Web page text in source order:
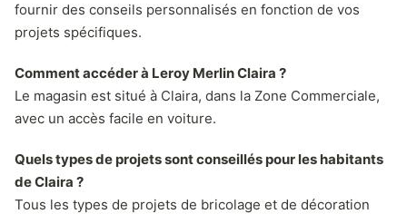
fournir des conseils personnalisés en fonction de vos
projets spécifiques.
Comment accéder à Leroy Merlin Claira ?
Le magasin est situé à Claira, dans la Zone Commerciale,
avec un accès facile en voiture.
Quels types de projets sont conseillés pour les habitants
de Claira ?
Tous les types de projets de bricolage et de décoration